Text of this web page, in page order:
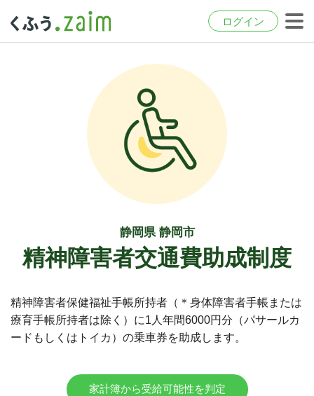
ログイン
静岡県 静岡市
精神障害者交通費助成制度
精神障害者保健福祉手帳所持者（＊身体障害者手帳または
療育手帳所持者は除く）に1人年間6000円分（パサールカ
ードもしくはトイカ）の乗車券を助成します。
家計簿から受給可能性を判定